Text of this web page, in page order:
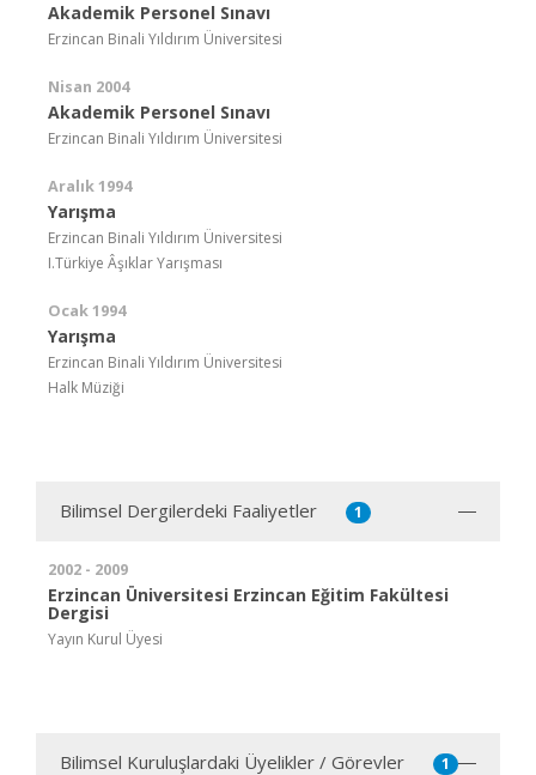
Akademik Personel Sınavı
Erzincan Binali Yıldırım Üniversitesi
Nisan 2004
Akademik Personel Sınavı
Erzincan Binali Yıldırım Üniversitesi
Aralık 1994
Yarışma
Erzincan Binali Yıldırım Üniversitesi
I.Türkiye Âşıklar Yarışması
Ocak 1994
Yarışma
Erzincan Binali Yıldırım Üniversitesi
Halk Müziği
Bilimsel Dergilerdeki Faaliyetler 1
2002 - 2009
Erzincan Üniversitesi Erzincan Eğitim Fakültesi
Dergisi
Yayın Kurul Üyesi
Bilimsel Kuruluşlardaki Üyelikler / Görevler 1